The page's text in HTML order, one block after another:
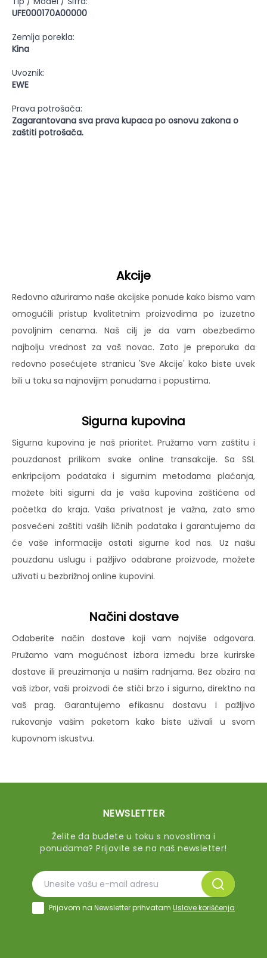
UFE000170A00000
Zemlja porekla:
Kina
Uvoznik:
EWE
Prava potrošača:
Zagarantovana sva prava kupaca po osnovu zakona o
zaštiti potrošača.
Akcije
Redovno ažuriramo naše akcijske ponude kako bismo vam
omogućili pristup kvalitetnim proizvodima po izuzetno
povoljnim cenama. Naš cilj je da vam obezbedimo
najbolju vrednost za vaš novac. Zato je preporuka da
redovno posećujete stranicu 'Sve Akcije' kako biste uvek
bili u toku sa najnovijim ponudama i popustima.
Sigurna kupovina
Sigurna kupovina je naš prioritet. Pružamo vam zaštitu i
pouzdanost prilikom svake online transakcije. Sa SSL
enkripcijom podataka i sigurnim metodama plaćanja,
možete biti sigurni da je vaša kupovina zaštićena od
početka do kraja. Vaša privatnost je važna, zato smo
posvećeni zaštiti vaših ličnih podataka i garantujemo da
će vaše informacije ostati sigurne kod nas. Uz našu
pouzdanu uslugu i pažljivo odabrane proizvode, možete
uživati u bezbrižnoj online kupovini.
Načini dostave
Odaberite način dostave koji vam najviše odgovara.
Pružamo vam mogućnost izbora između brze kurirske
dostave ili preuzimanja u našim radnjama. Bez obzira na
vaš izbor, vaši proizvodi će stići brzo i sigurno, direktno na
vaš prag. Garantujemo efikasnu dostavu i pažljivo
rukovanje vašim paketom kako biste uživali u svom
kupovnom iskustvu.
NEWSLETTER
Želite da budete u toku s novostima i
ponudama? Prijavite se na naš newsletter!
Prijavom na Newsletter prihvatam Uslove korišćenja